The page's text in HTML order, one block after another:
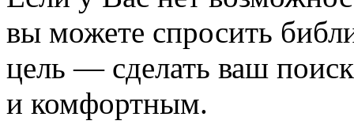
вы можете спросить
цель — сделать ваш
и комфортным.